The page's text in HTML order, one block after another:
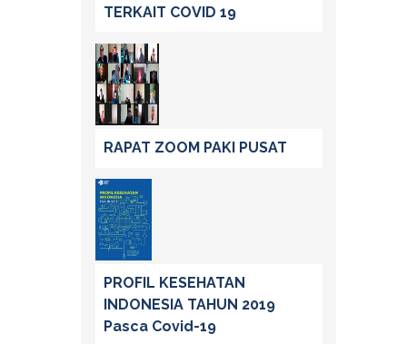
TERKAIT COVID 19
RAPAT ZOOM PAKI PUSAT
PROFIL KESEHATAN
INDONESIA TAHUN 2019
Pasca Covid-19